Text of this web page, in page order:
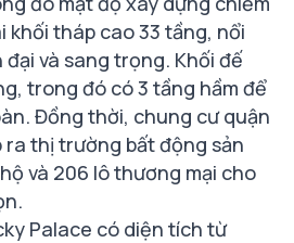
khối tháp cao 33 tầng, nổi
và sang trọng. Khối đế
trong đó có 3 tầng hầm để
Đồng thời, chung cư quận
ra thị trường bất động sản
và 206 lô thương mại cho
Palace có diện tích từ